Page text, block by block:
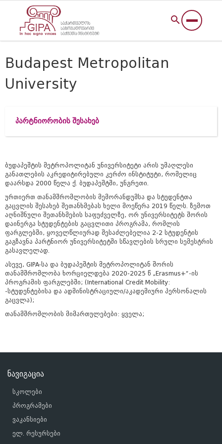
Budapest Metropolitan
University
პარტნიორობის შესახებ
ბუდაპეშტის მეტროპოლიტან უნივერსიტეტი არის უმაღლესი
განათლების აკრედიტირებული კერძო ინსტიტუტი, რომელიც
დაარსდა 2000 წელა ქ. ბუდაპეშტში, უნგრეთი.
ურთიერთ თანამშრომლობის მემორანდუმსა და სტუდენტთა
გაცვლის შესახებ შეთანხმებას ხელი მოეწერა 2019 წელს. ზემოთ
აღნიშნული შეთანხმების საფუძველზე, ორ უნივერსიტეტს შორის
დაინერგა სტუდენტების გაცვლითი პროგრამა, რომლის
ფარგლებში, ყოველწლიურად შესაძლებელია 2-2 სტუდენტის
გაგზავნა პარტნიორ უნივერსიტეტში სწავლების სრული სემესტრის
გასავლელად
ასევე, GIPA-სა და ბუდაპეშტის მეტროპოლიტან შორის
თანამშრომლობა ხორციელდება 2020-2025 წ „Erasmus+“-ის
პროგრამის ფარგლებში; (International Credit Mobility:
-სტუდენტებისა და ადმინისტრაციული/აკადემიური პერსონალის
გაცვლა);
თანამშრომლობის მიმართულებები: ყველა;
ნავიგაცია
სკოლები
პროგრამები
ვაკანსიები
ელ. რესურსები